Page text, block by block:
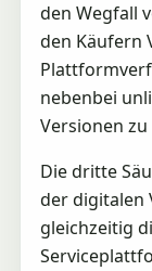
den Wegfall
den Käufern
nebenbei
Versionen
Die dritte
der digitalen
gleichzeitig